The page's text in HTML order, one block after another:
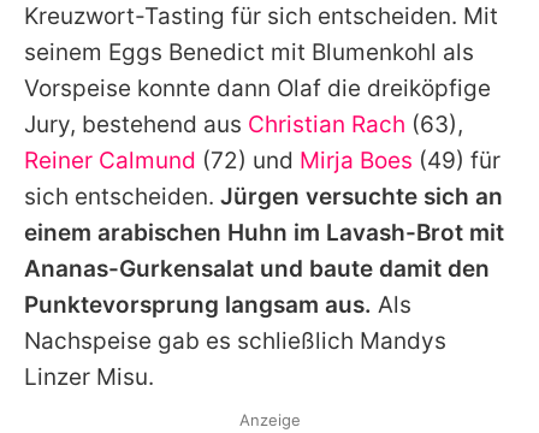
Kreuzwort-Tasting für sich entscheiden. Mit
seinem Eggs Benedict mit Blumenkohl als
Vorspeise konnte dann Olaf die dreiköpfige
Jury, bestehend aus Christian Rach (63),
Reiner Calmund (72) und Mirja Boes (49) für
sich entscheiden. Jürgen versuchte sich an
einem arabischen Huhn im Lavash-Brot mit
Ananas-Gurkensalat und baute damit den
Punktevorsprung langsam aus. Als
Nachspeise gab es schließlich Mandys
Linzer Misu.
Anzeige